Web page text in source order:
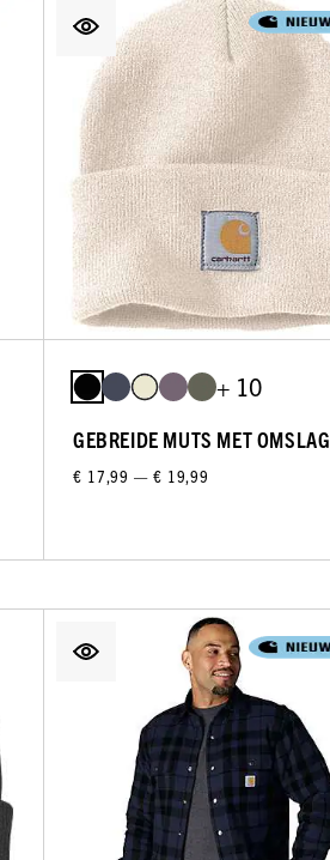
+ 10
GEBREIDE MUTS MET OMSLAG
€ 17,99 — € 19,99